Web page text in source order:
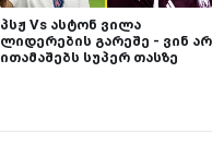
პსჟ Vs ასტონ ვილა
ლიდერების გარეშე - ვინ არ
ითამაშებს სუპერ თასზე